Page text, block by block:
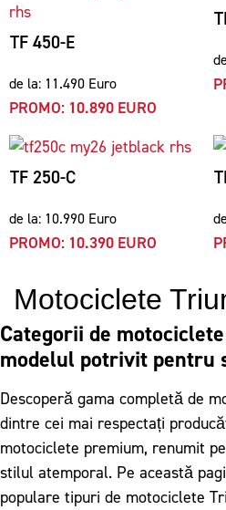
TF 450-E
de la: 11.490 Euro
PROMO: 10.890 EURO
TF 250-C
de la: 10.990 Euro
PROMO: 10.390 EURO
Motociclete
Categorii de
modelul potrivit pentru
Descoperă gama completă de
dintre cei mai respectați
motociclete premium, renumit
stilul atemporal. Pe această
populare tipuri de motociclete